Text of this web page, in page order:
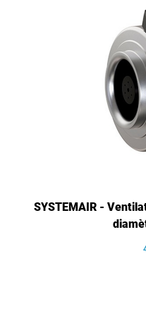
SYSTEMAIR -